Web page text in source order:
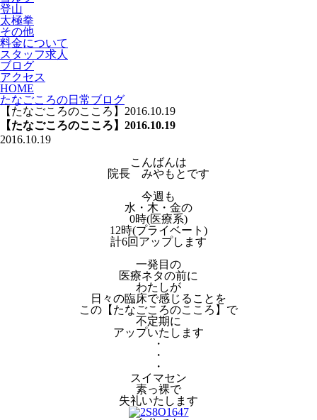
登山
太極拳
その他
料金について
スタッフ求人
ブログ
アクセス
HOME
たなごころの日常ブログ
【たなごころのこころ】2016.10.19
【たなごころのこころ】2016.10.19
2016.10.19
こんばんは
院長 みやもとです
今週も
水・木・金の
0時(医療系)
12時(プライベート)
計6回アップします
一発目の
医療ネタの前に
わたしが
日々の臨床で感じることを
この【たなごころのこころ】で
不定期に
アップいたします
・
・
・
スイマセン
素っ裸で
失礼いたします